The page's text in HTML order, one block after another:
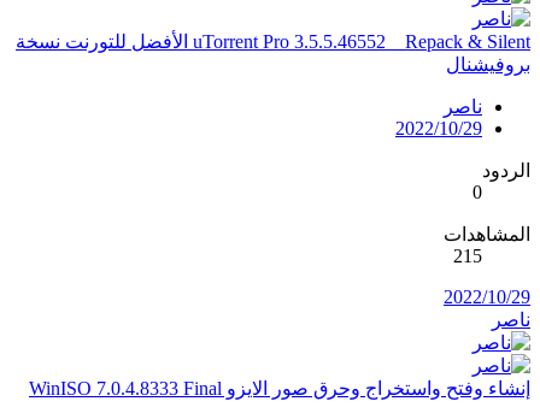
uTorrent Pro 3.5.5.46552 _ Repack & Silent الأفضل للتورنت نسخة
بروفيشنال
ناصر
2022/10/29
الردود
0
المشاهدات
215
2022/10/29
ناصر
إنشاء وفتح واستخراج وحرق صور الايزو WinISO 7.0.4.8333 Final